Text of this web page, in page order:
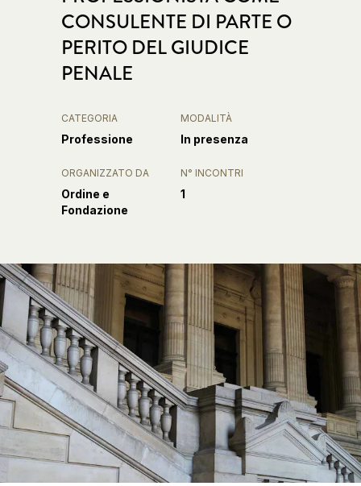
CONSULENTE DI PARTE O
PERITO DEL GIUDICE
PENALE
CATEGORIA
Professione
MODALITÀ
In presenza
ORGANIZZATO DA
Ordine e
Fondazione
N° INCONTRI
1